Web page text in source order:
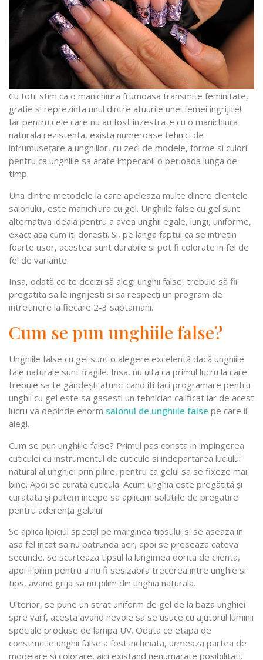
Cu totii stim ca o manichiura frumoasa transmite feminitate,
gratie si reprezinta unul dintre atuurile unei femei ingrijite!
Iar pentru cele care nu au fost inzestrate cu o manichiura
naturala rezistenta, exista numeroase tehnici de
infrumusețare a unghiilor, cu zeci de modele, forme si culori
pentru ca unghiile sa arate impecabil o perioada lunga de
timp.
Una dintre metodele la care apeleaza multe dintre clientele
salonului, este manichiura cu gel. Unghiile false cu gel sunt
alternativa ideala pentru a avea unghii egale, lungi, uniforme,
exact asa cum iti doresti. Si, pe langa faptul ca se intretin
foarte usor, acestea sunt durabile si pot fi colorate in fel de
fel de variante.
Insa, odată ce te decizi să alegi unghii false, trebuie să fii
pregatita sa le ingrijesti si sa respecți un program de
intretinere la fiecare 2-3 saptamani.
Cum se pun unghiile false?
Unghiile false cu gel sunt o alegere excelentă dacă unghiile
tale naturale sunt fragile. Insa, nu uita ca primul lucru la care
trebuie sa te gândești atunci cand iti faci programare pentru
unghii cu gel este sa gasesti un tehnician calificat iar de acest
lucru va depinde enorm salonul de unghiile false pe care il
alegi.
Cum se pun unghiile false? Primul pas consta in impingerea
cuticulei cu instrumentul de cuticule si indepartarea luciului
natural al unghiei prin pilire, pentru ca gelul sa se fixeze mai
bine. Apoi se curata cuticula. Acum unghia este pregătită și
curatata și putem incepe sa aplicam solutiile de pregatire
pentru aderența gelului.
Se aplica lipiciul special pe marginea tipsului si se aseaza in
asa fel incat sa nu patrunda aer, apoi se preseaza cateva
secunde. Se scurteaza tipsul la lungimea dorita de clienta,
apoi il pilim pentru a nu fi sesizabila trecerea intre unghie si
tips, avand grija sa nu pilim din unghia naturala.
Ulterior, se pune un strat uniform de gel de la baza unghiei
spre varf, acesta avand nevoie sa se usuce cu ajutorul luminii
speciale produse de lampa UV. Odata ce etapa de
constructie unghii false a fost incheiata, urmeaza partea de
modelare si colorare, aici existand nenumarate posibilitati.